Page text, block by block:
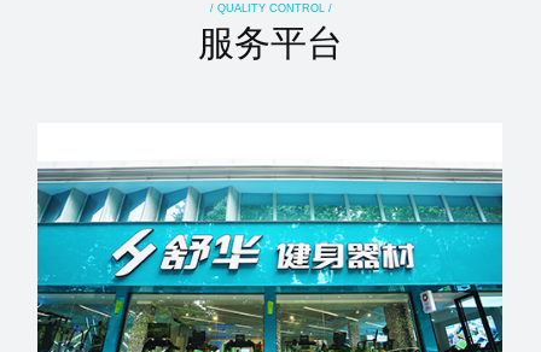
/ QUALITY CONTROL /
服务平台